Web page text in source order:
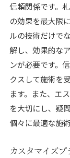
信頼関係です。
の効果を最大限
ルの技術だけで
解し、効果的な
ンが必要です。
クスして施術を
ます。また、エ
を大切にし、疑
個々に最適な施
カスタマイズ